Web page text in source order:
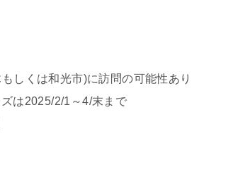
しくは和光市)に訪問の可能性あり
は2025/2/1～4/末まで